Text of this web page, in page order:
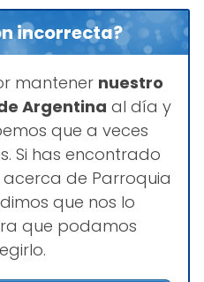
incorrecta?
mantener nuestro
Argentina al día y
que a veces
Si has encontrado
de Parroquia
que nos lo
que podamos